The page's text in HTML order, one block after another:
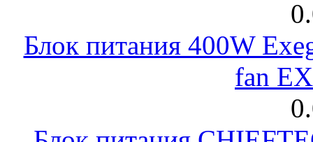
Блок питания 400W
fan